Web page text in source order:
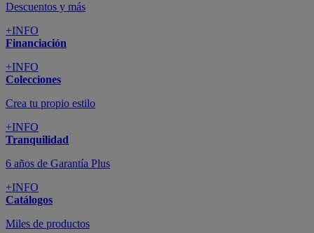
Descuentos y más
+INFO
Financiación
+INFO
Colecciones
Crea tu propio estilo
+INFO
Tranquilidad
6 años de Garantía Plus
+INFO
Catálogos
Miles de productos